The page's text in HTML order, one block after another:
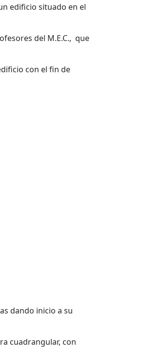
edificio situado en el
del M.E.C., que
con el fin de
dando inicio a su
cuadrangular, con